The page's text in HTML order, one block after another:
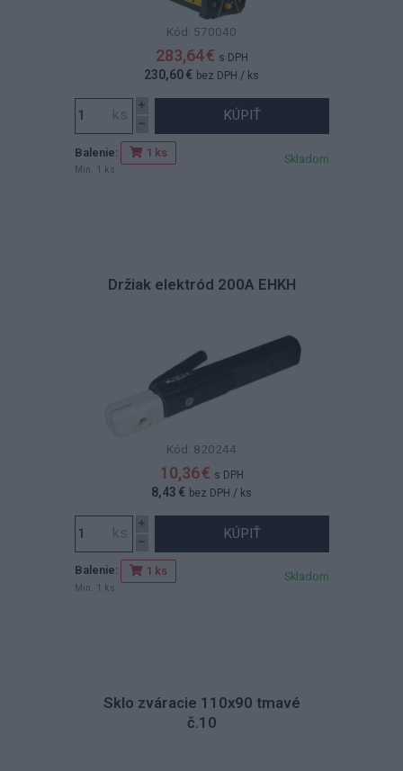
Kód: 570040
283,64 € s DPH
230,60 € bez DPH / ks
KÚPIŤ
Balenie: 1 ks
Min. 1 ks
Skladom
Držiak elektród 200A EHKH
Kód: 820244
10,36 € s DPH
8,43 € bez DPH / ks
KÚPIŤ
Balenie: 1 ks
Min. 1 ks
Skladom
Sklo zváracie 110x90 tmavé
č.10